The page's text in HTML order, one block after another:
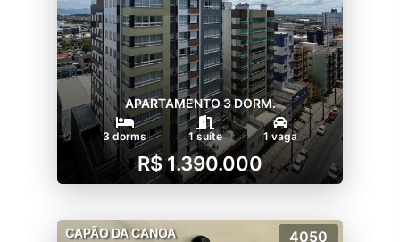
APARTAMENTO 3 DORM.
3 dorms 1 suíte 1 vaga
R$ 1.390.000
CAPÃO DA CANOA 4050